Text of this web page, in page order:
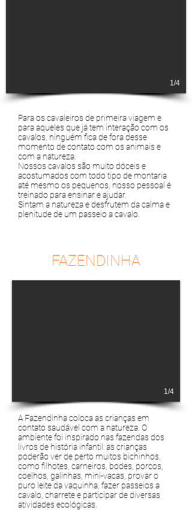
1/4
Para os cavaleiros de primeira viagem e
para aqueles que já tem interação com os
cavalos, ninguém fica de fora desse
momento de contato com os animais e
com a natureza.
Nossos cavalos são muito dóceis e
acostumados com todo tipo de montaria
até mesmo os pequenos, nosso pessoal é
treinado para ensinar e ajudar.
Sintam a natureza e desfrutem da calma e
plenitude de um passeio a cavalo.
FAZENDINHA
1/4
A Fazendinha coloca as crianças em
contato saudável com a natureza. O
ambiente foi inspirado nas fazendas dos
livros de história infantil: as crianças
poderão ver de perto muitos bichinhos,
como filhotes, carneiros, bodes, porcos,
coelhos, galinhas, mini-vacas, provar o
puro leite da vaquinha, fazer passeios a
cavalo, charrete e participar de diversas
atividades ecológicas.